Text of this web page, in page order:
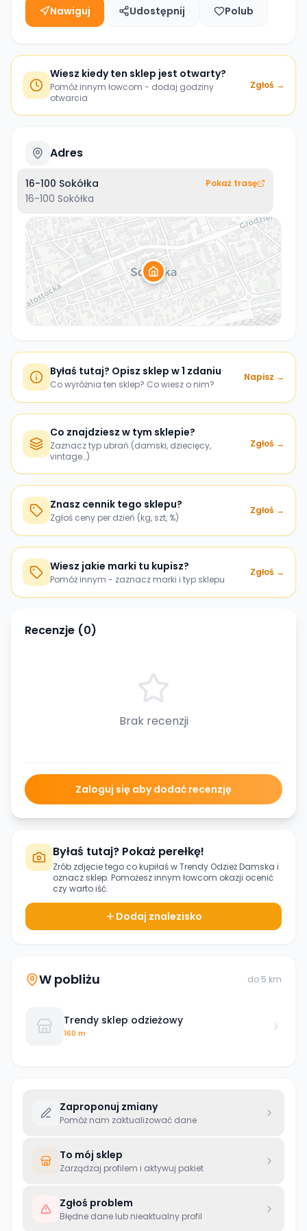
Nawiguj Udostępnij Polub
Wiesz kiedy ten sklep jest otwarty?
Pomóż innym łowcom - dodaj godziny
otwarcia
Zgłoś →
Adres
16-100 Sokółka
16-100 Sokółka
Pokaż trasę
Byłaś tutaj? Opisz sklep w 1 zdaniu
Co wyróżnia ten sklep? Co wiesz o nim?
Napisz →
Co znajdziesz w tym sklepie?
Zaznacz typ ubrań (damski, dziecięcy,
vintage…)
Zgłoś →
Znasz cennik tego sklepu?
Zgłoś ceny per dzień (kg, szt, %)
Zgłoś →
Wiesz jakie marki tu kupisz?
Pomóż innym - zaznacz marki i typ sklepu
Zgłoś →
Recenzje (0)
Brak recenzji
Zaloguj się aby dodać recenzję
Byłaś tutaj? Pokaż perełkę!
Zrób zdjęcie tego co kupiłaś wTrendy Odzież Damska i
oznacz sklep. Pomożesz innym łowcom okazji ocenić
czy warto iść.
Dodaj znalezisko
W pobliżu do 5 km
Trendy sklep odzieżowy
160 m
Zaproponuj zmiany
Pomóż nam zaktualizować dane
To mój sklep
Zarządzaj profilem i aktywuj pakiet
Zgłoś problem
Błędne dane lub nieaktualny profil